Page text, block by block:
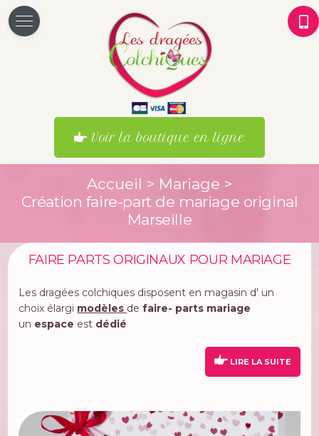
Voir la boutique en ligne
Accueil > Mariage >
Création faire-part de mariage original
Marseille
FAIRE PARTS ORIGINAUX POUR MARIAGE
Les dragées colchiques disposent en magasin d' un
choix élargi modèles defaire- parts mariage
un espace est dédié
LIRE LA SUITE